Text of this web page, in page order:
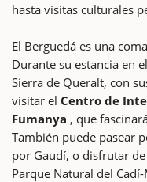
hasta visitas culturales
El Berguedá es una
Durante su estancia en
Sierra de Queralt, con
visitar el Centro de
Fumanya , que
También puede pasear
por Gaudí, o disfrutar
Parque Natural del